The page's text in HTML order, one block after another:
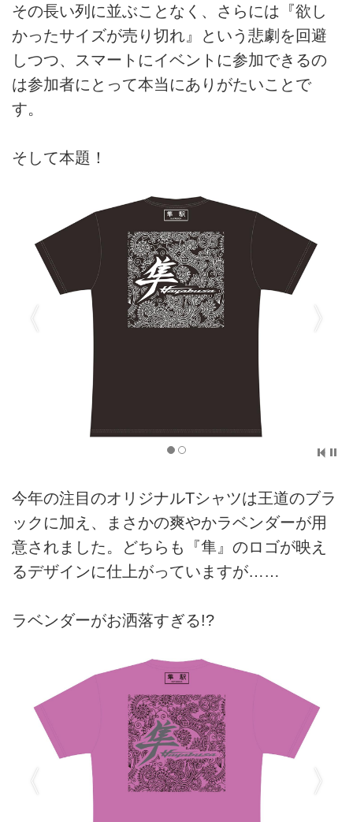
その長い列に並ぶことなく、さらには『欲し
かったサイズが売り切れ』という悲劇を回避
しつつ、スマートにイベントに参加できるの
は参加者にとって本当にありがたいことで
す。
そして本題！
今年の注目のオリジナルTシャツは王道のブラ
ックに加え、まさかの爽やかラベンダーが用
意されました。どちらも『隼』のロゴが映え
るデザインに仕上がっていますが……
ラベンダーがお洒落すぎる!?